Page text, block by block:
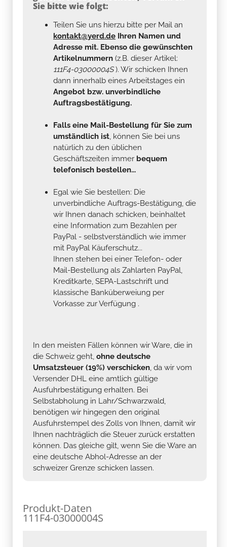
Sie bitte wie folgt:
Teilen Sie uns hierzu bitte per Mail an
kontakt@yerd.de Ihren Namen und
Adresse mit. Ebenso die gewünschten
Artikelnummern (z.B. dieser Artikel:
111F4-03000004S). Wir schicken Ihnen
dann innerhalb eines Arbeitstages ein
Angebot bzw. unverbindliche
Auftragsbestätigung.
Falls eine Mail-Bestellung für Sie zum
umständlich ist, können Sie bei uns
natürlich zu den üblichen
Geschäftszeiten immer bequem
telefonisch bestellen...
Egal wie Sie bestellen: Die
unverbindliche Auftrags-Bestätigung, die
wir Ihnen danach schicken, beinhaltet
eine Information zum Bezahlen per
PayPal - selbstverständlich wie immer
mit PayPal Käuferschutz...
Ihnen stehen bei einer Telefon- oder
Mail-Bestellung als Zahlarten PayPal,
Kreditkarte, SEPA-Lastschrift und
klassische Banküberweiung per
Vorkasse zur Verfügung .
In den meisten Fällen können wir Ware, die in
die Schweiz geht, ohne deutsche
Umsatzsteuer (19%) verschicken, da wir vom
Versender DHL eine amtlich gültige
Ausfuhrbestätigung erhalten. Bei
Selbstabholung in Lahr/Schwarzwald,
benötigen wir hingegen den original
Ausfuhrstempel des Zolls von Ihnen, damit wir
Ihnen nachträglich die Steuer zurück erstatten
können. Das gleiche gilt, wenn Sie die Ware an
eine deutsche Abhol-Adresse an der
schweizer Grenze schicken lassen.
Produkt-Daten
111F4-03000004S